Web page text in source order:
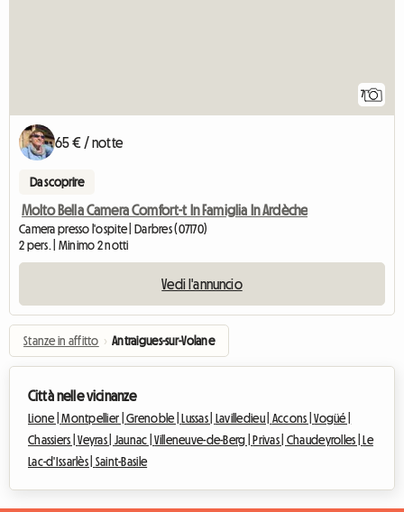
7
65 € / notte
Da scoprire
Molto Bella Camera Comfort-t In Famiglia In Ardèche
Camera presso l'ospite | Darbres (07170)
2 pers. | Minimo 2 notti
Vedi l'annuncio
Stanze in affitto › Antraigues-sur-Volane
Città nelle vicinanze
Lione |Montpellier |Grenoble |Lussas | Lavilledieu | Accons |Vogüé |
Chassiers |Veyras | Jaunac |Villeneuve-de-Berg |Privas | Chaudeyrolles |Le
Lac-d'Issarlès | Saint-Basile